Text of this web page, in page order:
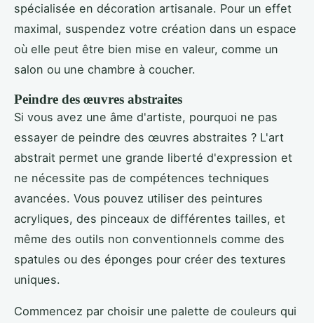
spécialisée en décoration artisanale. Pour un effet
maximal, suspendez votre création dans un espace
où elle peut être bien mise en valeur, comme un
salon ou une chambre à coucher.
Peindre des œuvres abstraites
Si vous avez une âme d'artiste, pourquoi ne pas
essayer de peindre des œuvres abstraites ? L'art
abstrait permet une grande liberté d'expression et
ne nécessite pas de compétences techniques
avancées. Vous pouvez utiliser des peintures
acryliques, des pinceaux de différentes tailles, et
même des outils non conventionnels comme des
spatules ou des éponges pour créer des textures
uniques.
Commencez par choisir une palette de couleurs qui